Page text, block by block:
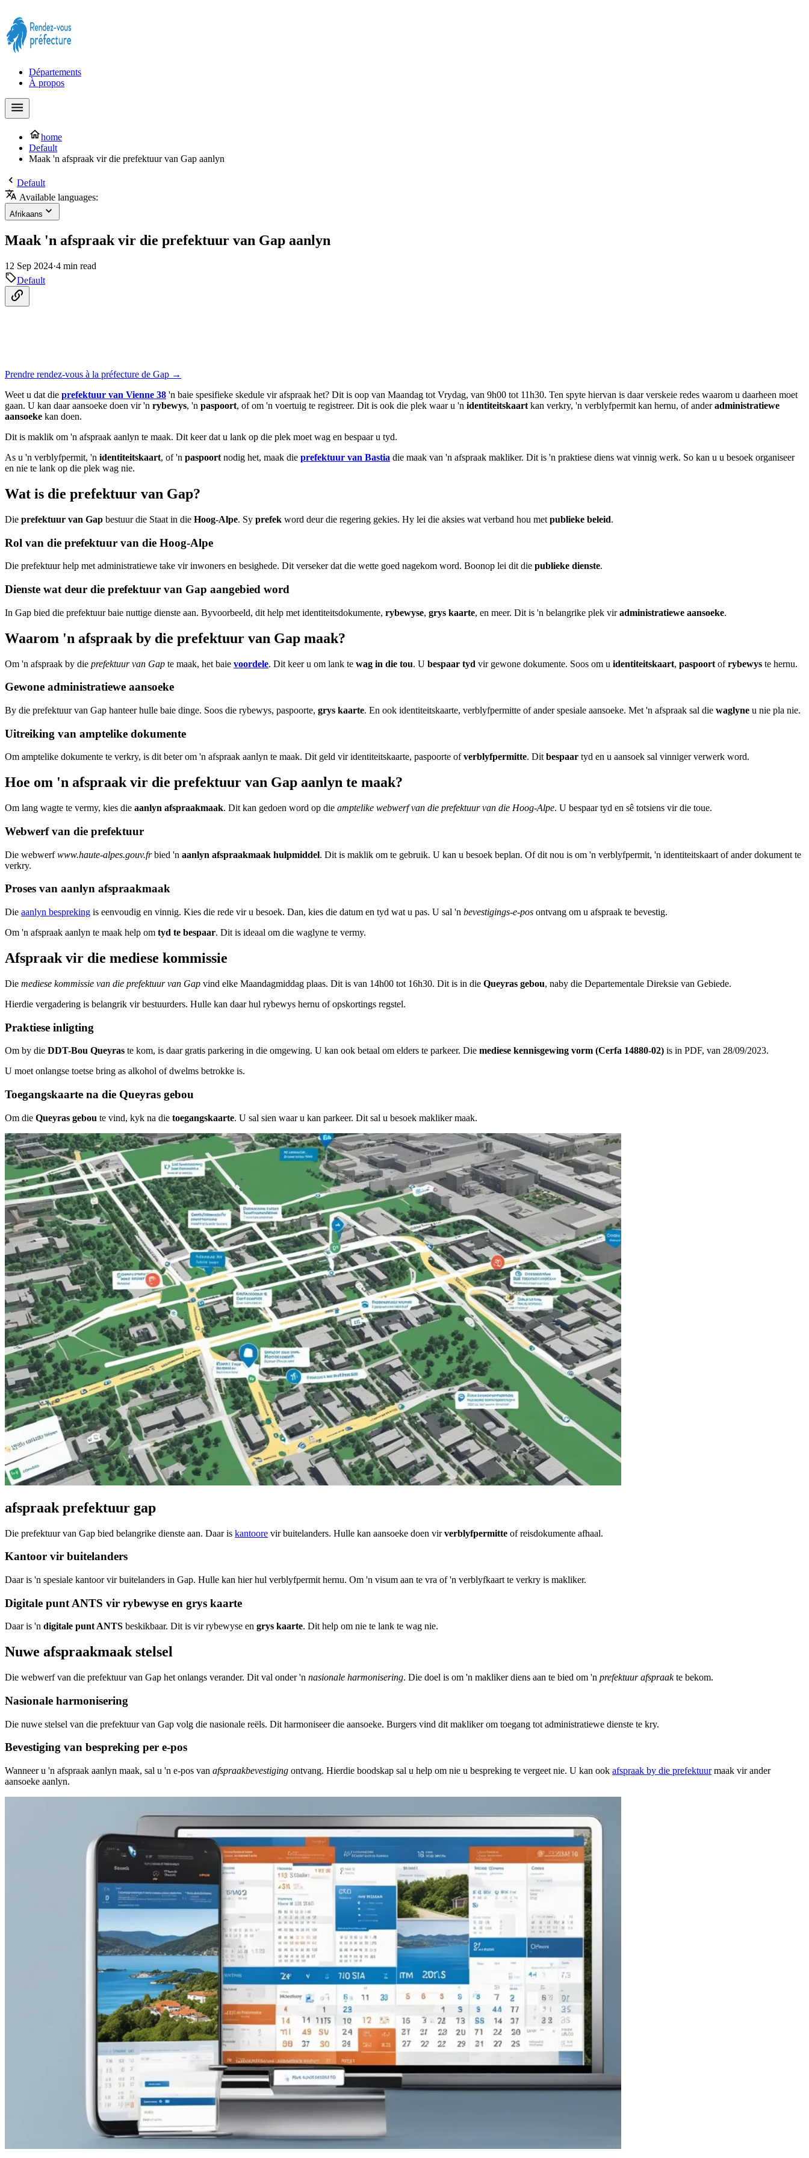
Départements
À propos
home
Default
Maak 'n afspraak vir die prefektuur van Gap aanlyn
Default
Available languages:
Afrikaans
Maak 'n afspraak vir die prefektuur van Gap aanlyn
12 Sep 2024·4 min read
Default
Prendre rendez-vous à la préfecture de Gap →
Weet u dat die prefektuur van Vienne 38 'n baie spesifieke skedule vir afspraak het? Dit is oop van Maandag tot Vrydag, van 9h00 tot 11h30. Ten spyte hiervan is daar verskeie redes waarom u daarheen moet
gaan. U kan daar aansoeke doen vir 'n rybewys, 'n paspoort, of om 'n voertuig te registreer. Dit is ook die plek waar u 'n identiteitskaart kan verkry, 'n verblyfpermit kan hernu, of anderadministratiewe
aansoeke kan doen.
Dit is maklik om 'n afspraak aanlyn te maak. Dit keer dat u lank op die plek moet wag en bespaar u tyd.
As u 'n verblyfpermit, 'n identiteitskaart, of 'n paspoort nodig het, maak die prefektuur van Bastia die maak van 'n afspraak makliker. Dit is 'n praktiese diens wat vinnig werk. So kan u u besoek organiseer
en nie te lank op die plek wag nie.
Wat is die prefektuur van Gap?
Die prefektuur van Gap bestuur die Staat in die Hoog-Alpe. Sy prefek word deur die regering gekies. Hy lei die aksies wat verband hou met publieke beleid.
Rol van die prefektuur van die Hoog-Alpe
Die prefektuur help met administratiewe take vir inwoners en besighede. Dit verseker dat die wette goed nagekom word. Boonop lei dit die publieke dienste.
Dienste wat deur die prefektuur van Gap aangebied word
In Gap bied die prefektuur baie nuttige dienste aan. Byvoorbeeld, dit help met identiteitsdokumente, rybewyse, grys kaarte, en meer. Dit is 'n belangrike plek viradministratiewe aansoeke.
Waarom 'n afspraak by die prefektuur van Gap maak?
Om 'n afspraak by die prefektuur van Gap te maak, het baie voordele. Dit keer u om lank te wag in die tou. U bespaar tyd vir gewone dokumente. Soos om u identiteitskaart, paspoort ofrybewys te hernu.
Gewone administratiewe aansoeke
By die prefektuur van Gap hanteer hulle baie dinge. Soos die rybewys, paspoorte, grys kaarte. En ook identiteitskaarte, verblyfpermitte of ander spesiale aansoeke. Met 'n afspraak sal die waglyne u nie pla nie.
Uitreiking van amptelike dokumente
Om amptelike dokumente te verkry, is dit beter om 'n afspraak aanlyn te maak. Dit geld vir identiteitskaarte, paspoorte ofverblyfpermitte. Dit bespaar tyd en u aansoek sal vinniger verwerk word.
Hoe om 'n afspraak vir die prefektuur van Gap aanlyn te maak?
Om lang wagte te vermy, kies die aanlyn afspraakmaak. Dit kan gedoen word op die amptelike webwerf van die prefektuur van die Hoog-Alpe. U bespaar tyd en sê totsiens vir die toue.
Webwerf van die prefektuur
Die webwerfwww.haute-alpes.gouv.frbied 'n aanlyn afspraakmaak hulpmiddel. Dit is maklik om te gebruik. U kan u besoek beplan. Of dit nou is om 'n verblyfpermit, 'n identiteitskaart of ander dokument te
verkry.
Proses van aanlyn afspraakmaak
Die aanlyn bespreking is eenvoudig en vinnig. Kies die rede vir u besoek. Dan, kies die datum en tyd wat u pas. U sal 'n bevestigings-e-pos ontvang om u afspraak te bevestig.
Om 'n afspraak aanlyn te maak help om tyd te bespaar. Dit is ideaal om die waglyne te vermy.
Afspraak vir die mediese kommissie
Die mediese kommissie van die prefektuur van Gap vind elke Maandagmiddag plaas. Dit is van 14h00 tot 16h30. Dit is in die Queyras gebou, naby die Departementale Direksie van Gebiede.
Hierdie vergadering is belangrik vir bestuurders. Hulle kan daar hul rybewys hernu of opskortings regstel.
Praktiese inligting
Om by die DDT-Bou Queyras te kom, is daar gratis parkering in die omgewing. U kan ook betaal om elders te parkeer. Die mediese kennisgewing vorm (Cerfa 14880-02) is in PDF, van 28/09/2023.
U moet onlangse toetse bring as alkohol of dwelms betrokke is.
Toegangskaarte na die Queyras gebou
Om die Queyras gebou te vind, kyk na die toegangskaarte. U sal sien waar u kan parkeer. Dit sal u besoek makliker maak.
afspraak prefektuur gap
Die prefektuur van Gap bied belangrike dienste aan. Daar is kantoore vir buitelanders. Hulle kan aansoeke doen virverblyfpermitte of reisdokumente afhaal.
Kantoor vir buitelanders
Daar is 'n spesiale kantoor vir buitelanders in Gap. Hulle kan hier hul verblyfpermit hernu. Om 'n visum aan te vra of 'n verblyfkaart te verkry is makliker.
Digitale punt ANTS vir rybewyse en grys kaarte
Daar is 'n digitale punt ANTS beskikbaar. Dit is vir rybewyse en grys kaarte. Dit help om nie te lank te wag nie.
Nuwe afspraakmaak stelsel
Die webwerf van die prefektuur van Gap het onlangs verander. Dit val onder 'n nasionale harmonisering. Die doel is om 'n makliker diens aan te bied om 'n prefektuur afspraakte bekom.
Nasionale harmonisering
Die nuwe stelsel van die prefektuur van Gap volg die nasionale reëls. Dit harmoniseer die aansoeke. Burgers vind dit makliker om toegang tot administratiewe dienste te kry.
Bevestiging van bespreking per e-pos
Wanneer u 'n afspraak aanlyn maak, sal u 'n e-pos van afspraakbevestiging ontvang. Hierdie boodskap sal u help om nie u bespreking te vergeet nie. U kan ook afspraak by die prefektuurmaak vir ander
aansoeke aanlyn.